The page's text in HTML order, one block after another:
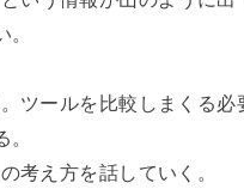
ツールを比較しまくる必
考え方を話していく。